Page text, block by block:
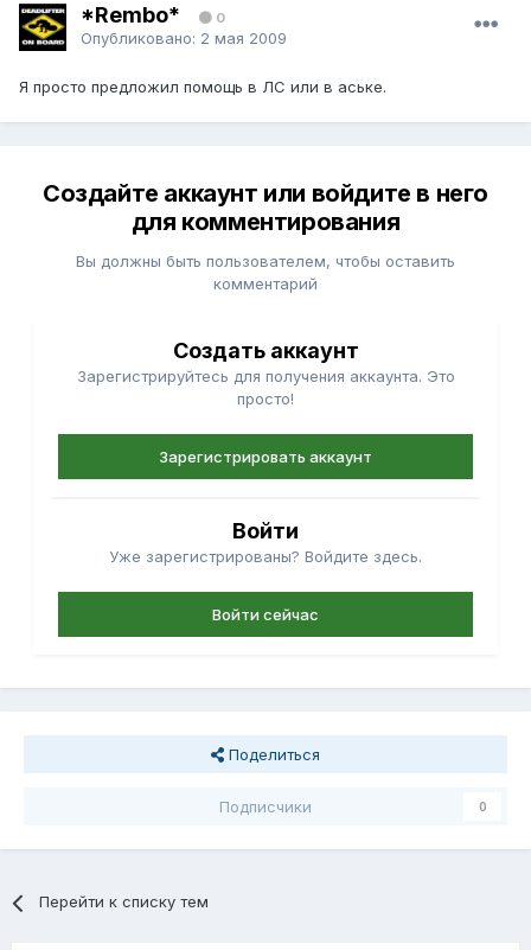
*Rembo* 0
Опубликовано: 2 мая 2009
Я просто предложил помощь в ЛС или в аське.
Создайте аккаунт или войдите в него
для комментирования
Вы должны быть пользователем, чтобы оставить
комментарий
Создать аккаунт
Зарегистрируйтесь для получения аккаунта. Это
просто!
Зарегистрировать аккаунт
Войти
Уже зарегистрированы? Войдите здесь.
Войти сейчас
Поделиться
Подписчики 0
Перейти к списку тем